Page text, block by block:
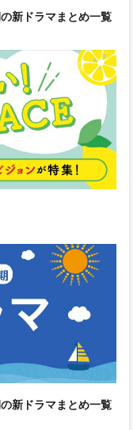
新ドラマまとめ一覧
新ドラマまとめ一覧